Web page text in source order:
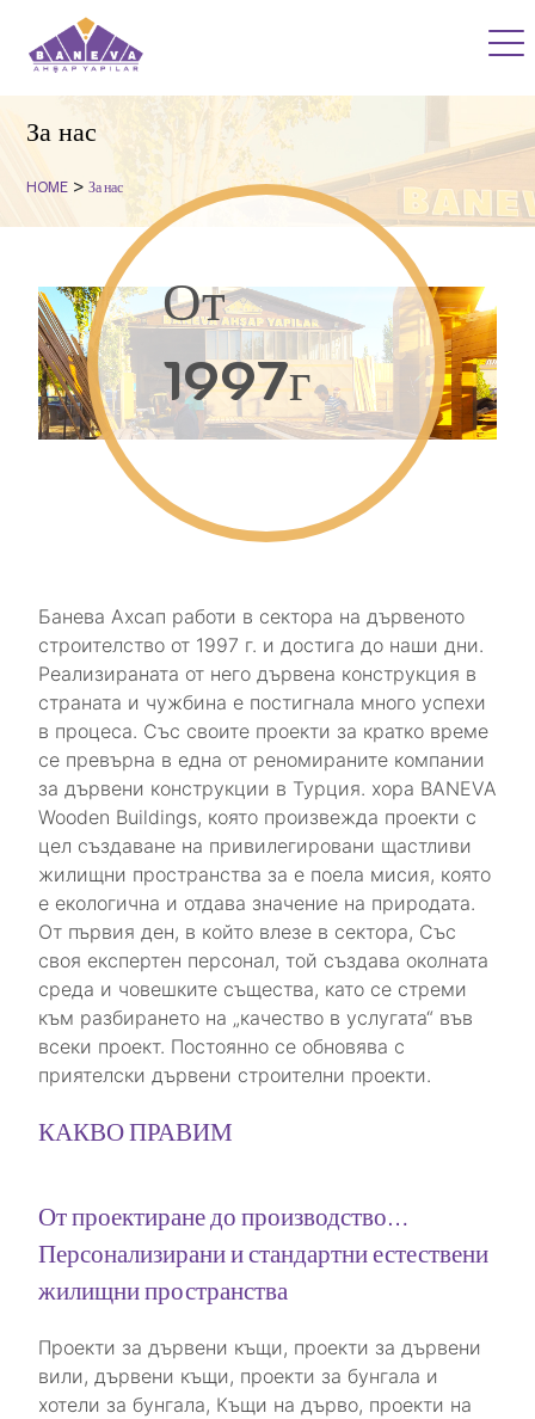
За нас
HOME >За нас
От
1997г
Банева Ахсап работи в сектора на дървеното
строителство от 1997 г. и достига до наши дни.
Реализираната от него дървена конструкция в
страната и чужбина е постигнала много успехи
в процеса. Със своите проекти за кратко време
се превърна в една от реномираните компании
за дървени конструкции в Турция. хора BANEVA
Wooden Buildings, която произвежда проекти с
цел създаване на привилегировани щастливи
жилищни пространства за е поела мисия, която
е екологична и отдава значение на природата.
От първия ден, в който влезе в сектора, Със
своя експертен персонал, той създава околната
среда и човешките същества, като се стреми
към разбирането на „качество в услугата“ във
всеки проект. Постоянно се обновява с
приятелски дървени строителни проекти.
КАКВО ПРАВИМ
От проектиране до производство…
Персонализирани и стандартни естествени
жилищни пространства
Проекти за дървени къщи, проекти за дървени
вили, дървени къщи, проекти за бунгала и
хотели за бунгала, Къщи на дърво, проекти на
ДЪРВЕНА АКАДЕМИЯ
БЛОГ
ЧЗВ
НАШИТЕ УСЛУГИ
КОРПОРАТИВЕН